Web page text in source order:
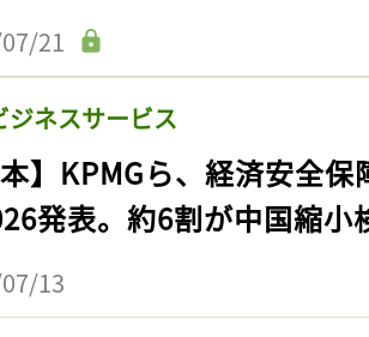
21
ジネスサービス
本】KPMGら、経済安全
発表。約6割が中国縮小
13